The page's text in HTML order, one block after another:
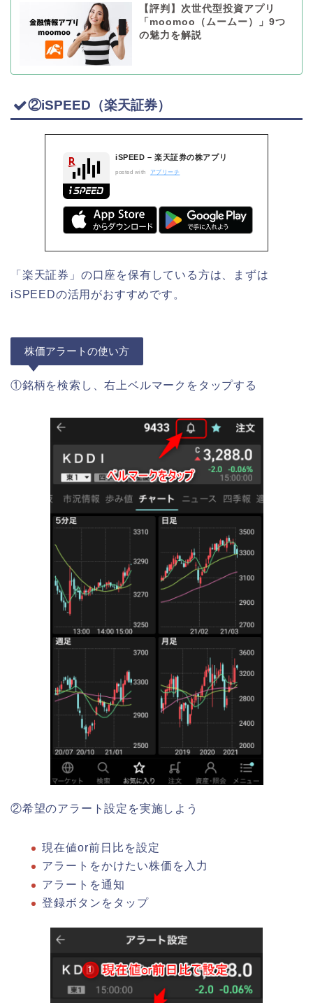
【評判】次世代型投資アプリ
「moomoo（ムームー）」9つ
の魅力を解説
②iSPEED（楽天証券）
iSPEED – 楽天証券の株アプリ
posted with アプリーチ
「楽天証券」の口座を保有している方は、まずは
iSPEEDの活用がおすすめです。
株価アラートの使い方
①銘柄を検索し、右上ベルマークをタップする
②希望のアラート設定を実施しよう
現在値or前日比を設定
アラートをかけたい株価を入力
アラートを通知
登録ボタンをタップ